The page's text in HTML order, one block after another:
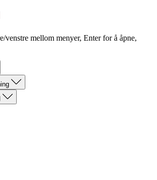
venstre mellom menyer, Enter for å åpne,